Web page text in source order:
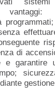
vantaggi:
programmati;
di
e garantire